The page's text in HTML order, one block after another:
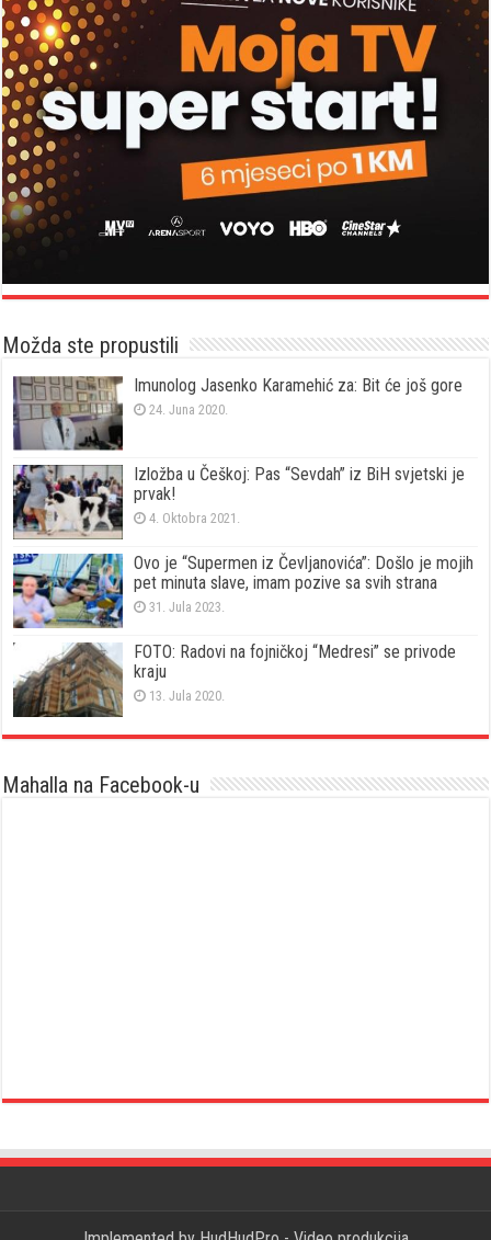
Možda ste propustili
Imunolog Jasenko Karamehić za: Bit će još gore
24. Juna 2020.
Izložba u Češkoj: Pas “Sevdah” iz BiH svjetski je
prvak!
4. Oktobra 2021.
Ovo je “Supermen iz Čevljanovića”: Došlo je mojih
pet minuta slave, imam pozive sa svih strana
31. Jula 2023.
FOTO: Radovi na fojničkoj “Medresi” se privode
kraju
13. Jula 2020.
Mahalla na Facebook-u